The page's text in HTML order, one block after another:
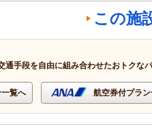
この施
通手段を自由に組み合わせたおトクな
覧へ 航空券付プラ